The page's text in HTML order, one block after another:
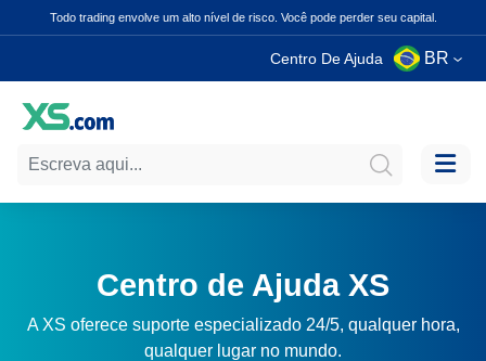
Todo trading envolve um alto nível de risco. Você pode perder seu capital.
Centro De Ajuda BR
Centro de Ajuda XS
A XS oferece suporte especializado 24/5, qualquer hora,
qualquer lugar no mundo.